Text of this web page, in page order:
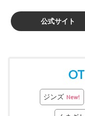
公式サイト
ジンズ New!